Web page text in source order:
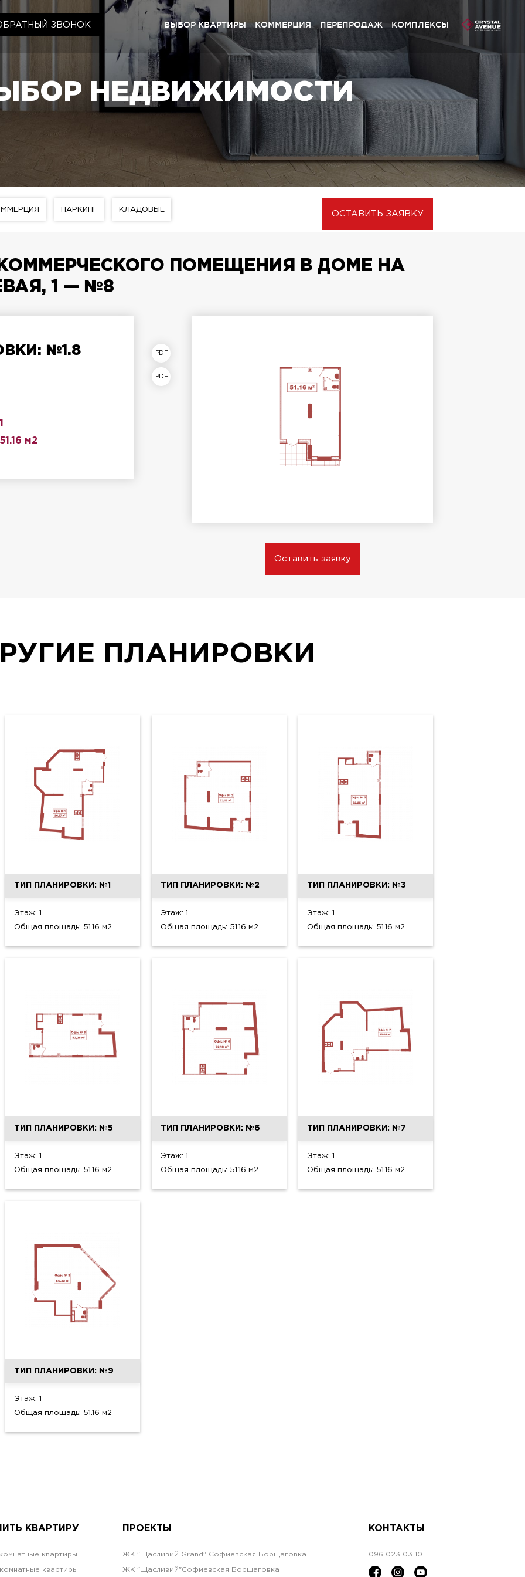
ЗВОНОК ВЫБОР КВАРТИРЫ КОММЕРЦИЯ ПЕРЕПРОДАЖ КОМПЛЕКСЫ
Киев
ЖК «Щасливий Grand» Софиевская Борщаговка
ЖК «Crystal Avenue» Петропавловская Борщаговка
ЖК «Щасливий» Петропавловская Борщаговка
ЖК «Щасливий» Софиевская Борщаговка
Львов
ЖК «Lypynsky» Львов
НЕДВИЖИМОСТИ
ПАРКИНГ КЛАДОВЫЕ
ОСТАВИТЬ ЗАЯВКУ
ПОМЕЩЕНИЯ В ДОМЕ НА
1 — №8
№1.8
1
51.16 м2
помещения
Оставить заявку
ПЛАНИРОВКИ
ТИП ПЛАНИРОВКИ: №1
Этаж: 1
Общая площадь: 51.16 м2
ТИП ПЛАНИРОВКИ: №2
Этаж: 1
Общая площадь: 51.16 м2
ТИП ПЛАНИРОВКИ: №3
Этаж: 1
Общая площадь: 51.16 м2
ТИП ПЛАНИРОВКИ: №5
Этаж: 1
Общая площадь: 51.16 м2
ТИП ПЛАНИРОВКИ: №6
Этаж: 1
Общая площадь: 51.16 м2
ТИП ПЛАНИРОВКИ: №7
Этаж: 1
Общая площадь: 51.16 м2
ТИП ПЛАНИРОВКИ: №9
Этаж: 1
Общая площадь: 51.16 м2
КВАРТИРУ
квартиры
квартиры
ПРОЕКТЫ
ЖК "Щасливий Grand" Софиевская Борщаговка
ЖК "Щасливий"Софиевская Борщаговка
КОНТАКТЫ
096 023 03 10